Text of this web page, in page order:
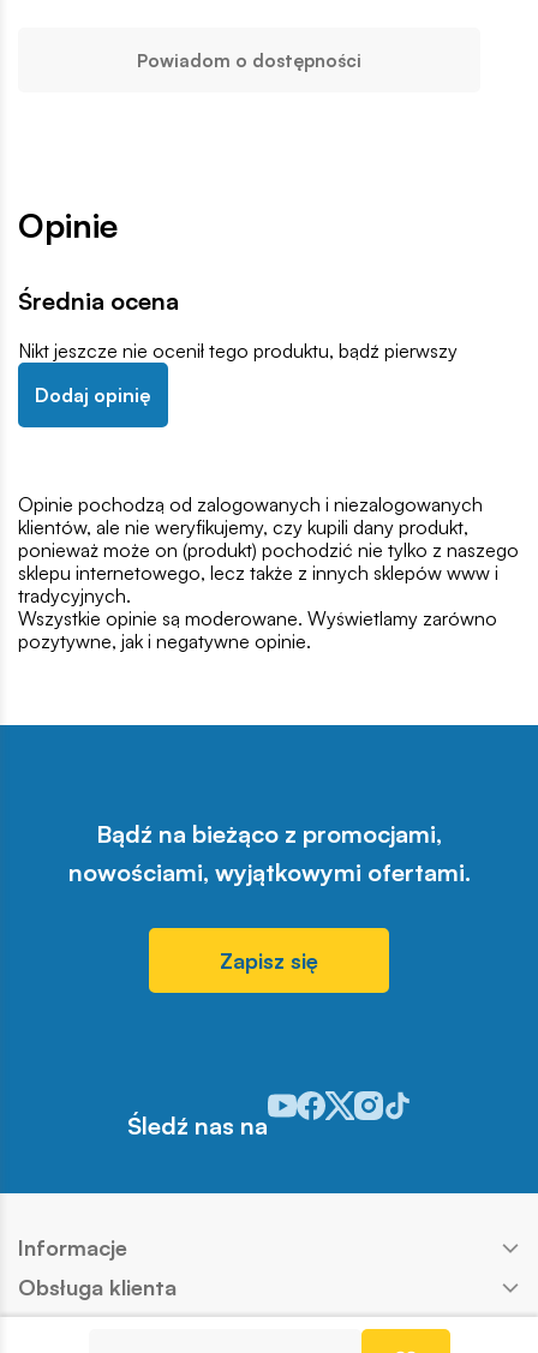
Powiadom o dostępności
Opinie
Średnia ocena
Nikt jeszcze nie ocenił tego produktu, bądź pierwszy
Dodaj opinię
Opinie pochodzą od zalogowanych i niezalogowanych
klientów, ale nie weryfikujemy, czy kupili dany produkt,
ponieważ może on (produkt) pochodzić nie tylko z naszego
sklepu internetowego, lecz także z innych sklepów www i
tradycyjnych.
Wszystkie opinie są moderowane. Wyświetlamy zarówno
pozytywne, jak i negatywne opinie.
Bądź na bieżąco z promocjami,
nowościami, wyjątkowymi ofertami.
Zapisz się
Śledź nas na
Odwiedź nasz profil w serwisie
Odwiedź nasz profil w
Odwiedź nasz profil w
Odwiedź nasz profil w
Odwiedź nasz
Informacje
Obsługa klienta